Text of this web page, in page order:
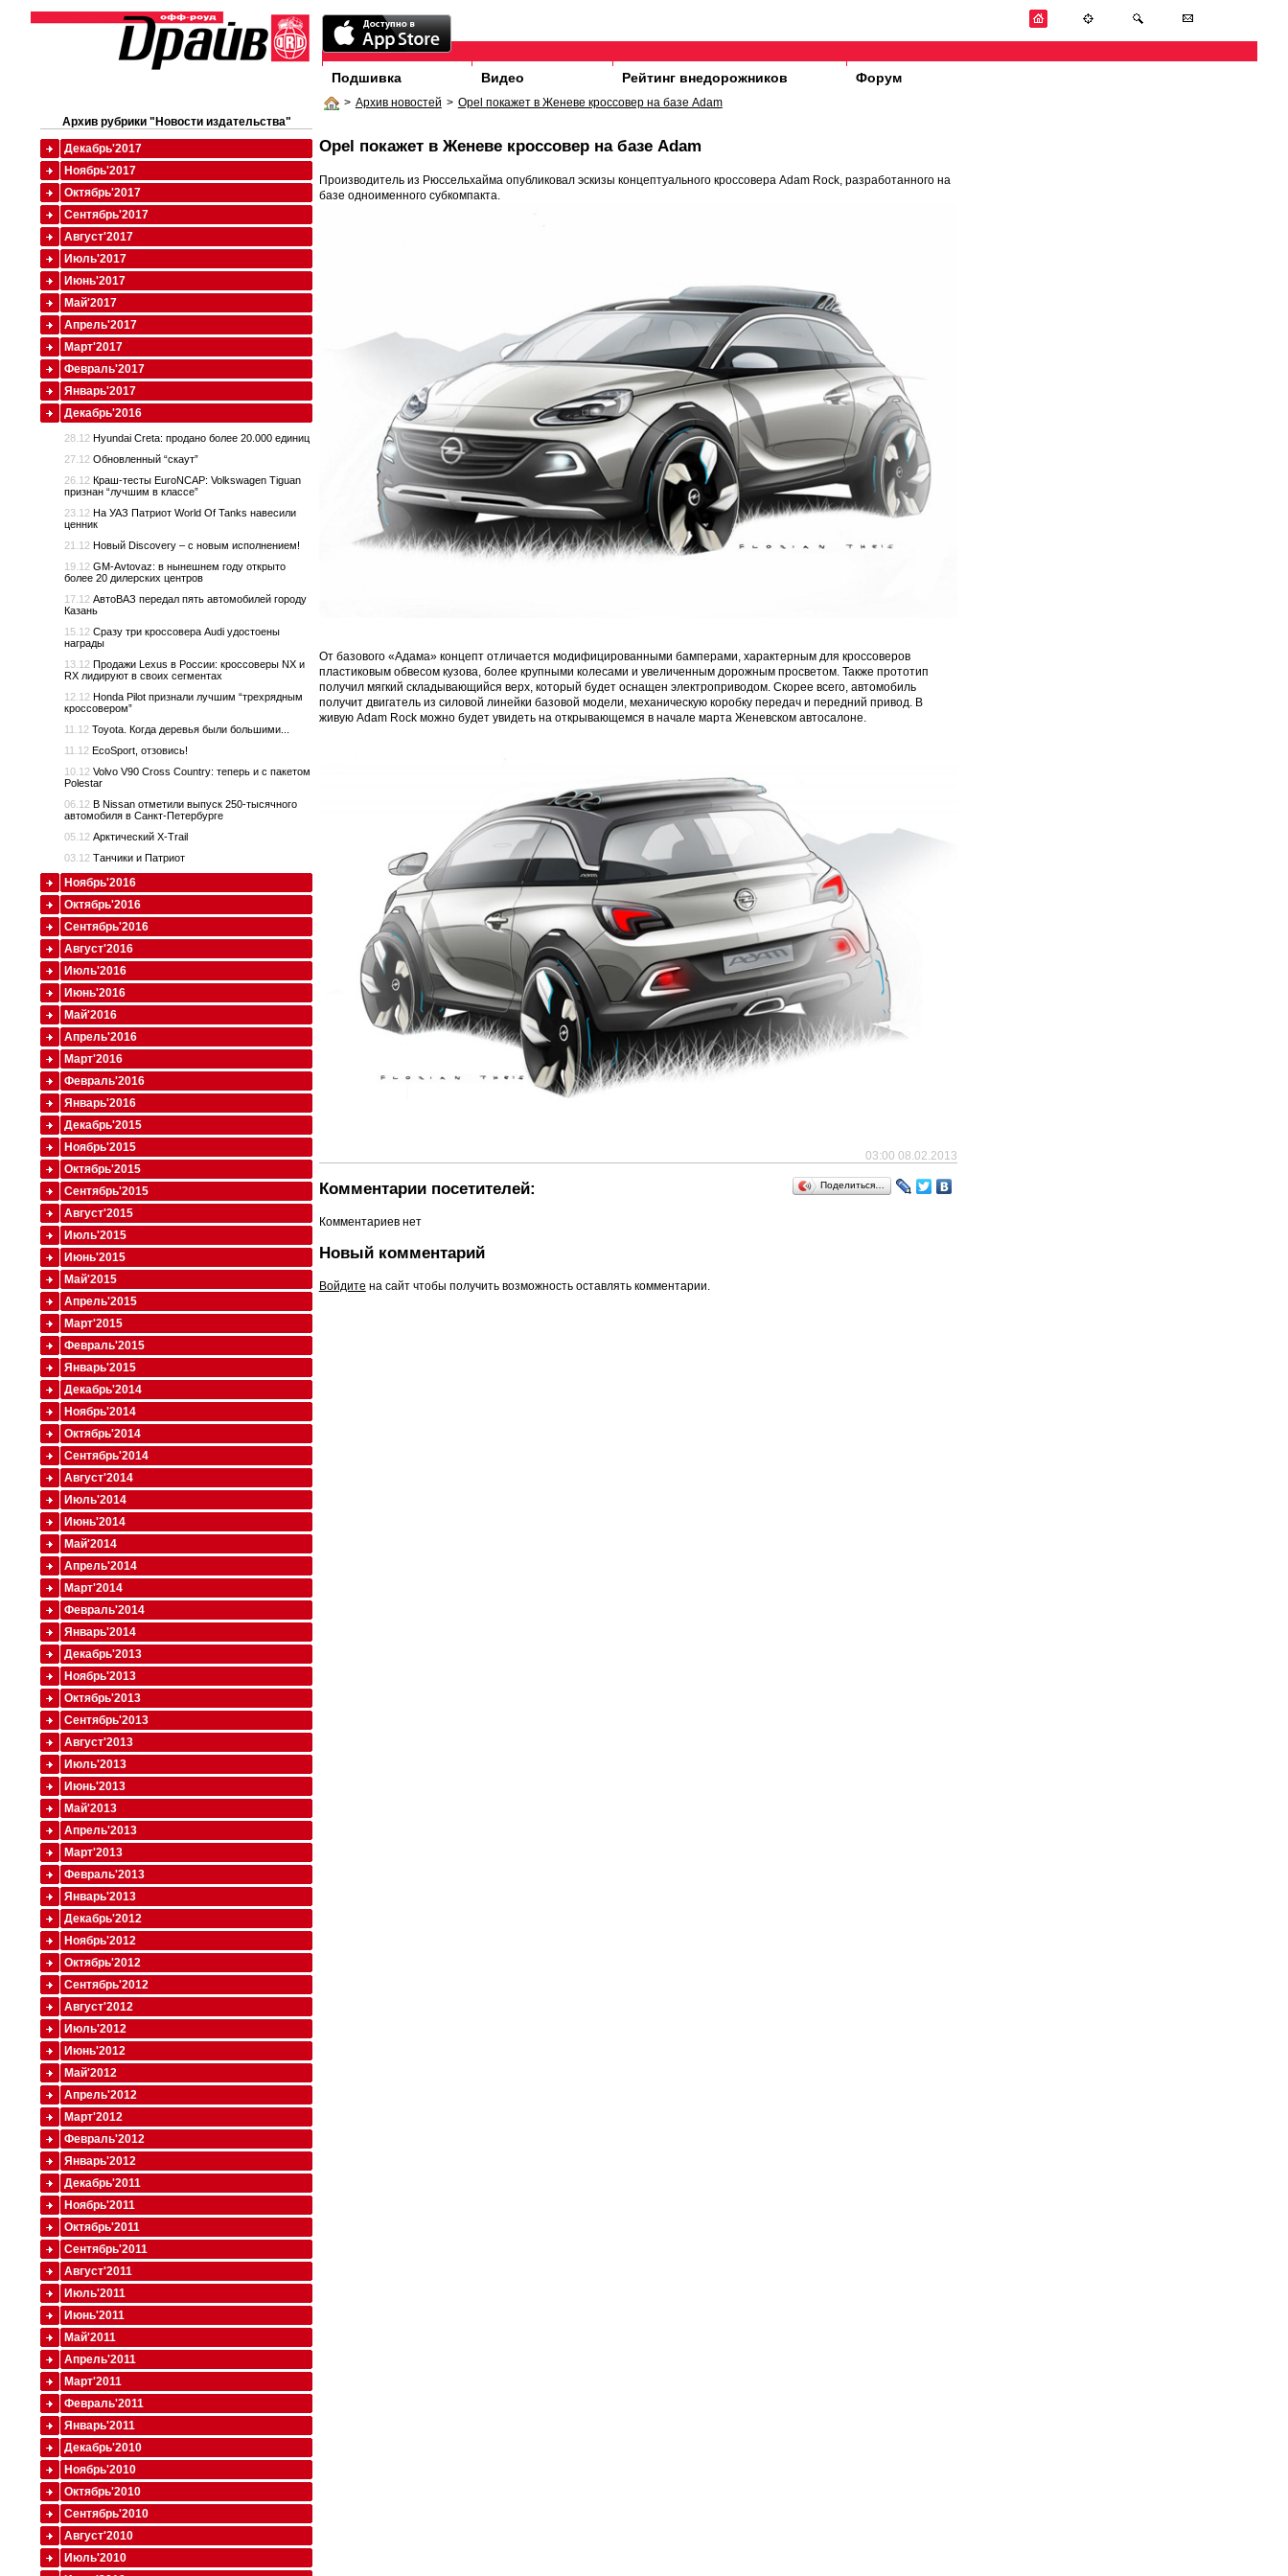
Подшивка Видео Рейтинг внедорожников Форум
> Архив новостей > Opel покажет в Женеве кроссовер на базе Adam
Opel покажет в Женеве кроссовер на базе Adam
Производитель из Рюссельхайма опубликовал эскизы концептуального кроссовера Adam Rock, разработанного на
базе одноименного субкомпакта.
От базового «Адама» концепт отличается модифицированными бамперами, характерным для кроссоверов
пластиковым обвесом кузова, более крупными колесами и увеличенным дорожным просветом. Также прототип
получил мягкий складывающийся верх, который будет оснащен электроприводом. Скорее всего, автомобиль
получит двигатель из силовой линейки базовой модели, механическую коробку передач и передний привод. В
живую Adam Rock можно будет увидеть на открывающемся в начале марта Женевском автосалоне.
03:00 08.02.2013
Поделиться…
Комментарии посетителей:
Комментариев нет
Новый комментарий
Войдите на сайт чтобы получить возможность оставлять комментарии.
Архив рубрики "Новости издательства"
Декабрь'2017
Ноябрь'2017
Октябрь'2017
Сентябрь'2017
Август'2017
Июль'2017
Июнь'2017
Май'2017
Апрель'2017
Март'2017
Февраль'2017
Январь'2017
Декабрь'2016
28.12 Hyundai Creta: продано более 20.000 единиц
27.12 Обновленный “скаут”
26.12 Краш-тесты EuroNCAP: Volkswagen Tiguan
признан “лучшим в классе”
23.12 На УАЗ Патриот World Of Tanks навесили
ценник
21.12 Новый Discovery – с новым исполнением!
19.12 GM-Avtovaz: в нынешнем году открыто
более 20 дилерских центров
17.12 АвтоВАЗ передал пять автомобилей городу
Казань
15.12 Сразу три кроссовера Audi удостоены
награды
13.12 Продажи Lexus в России: кроссоверы NX и
RX лидируют в своих сегментах
12.12 Honda Pilot признали лучшим “трехрядным
кроссовером”
11.12 Toyota. Когда деревья были большими...
11.12 EcoSport, отзовись!
10.12 Volvo V90 Cross Country: теперь и с пакетом
Polestar
06.12 В Nissan отметили выпуск 250-тысячного
автомобиля в Санкт-Петербурге
05.12 Арктический X-Trail
03.12 Танчики и Патриот
Ноябрь'2016
Октябрь'2016
Сентябрь'2016
Август'2016
Июль'2016
Июнь'2016
Май'2016
Апрель'2016
Март'2016
Февраль'2016
Январь'2016
Декабрь'2015
Ноябрь'2015
Октябрь'2015
Сентябрь'2015
Август'2015
Июль'2015
Июнь'2015
Май'2015
Апрель'2015
Март'2015
Февраль'2015
Январь'2015
Декабрь'2014
Ноябрь'2014
Октябрь'2014
Сентябрь'2014
Август'2014
Июль'2014
Июнь'2014
Май'2014
Апрель'2014
Март'2014
Февраль'2014
Январь'2014
Декабрь'2013
Ноябрь'2013
Октябрь'2013
Сентябрь'2013
Август'2013
Июль'2013
Июнь'2013
Май'2013
Апрель'2013
Март'2013
Февраль'2013
Январь'2013
Декабрь'2012
Ноябрь'2012
Октябрь'2012
Сентябрь'2012
Август'2012
Июль'2012
Июнь'2012
Май'2012
Апрель'2012
Март'2012
Февраль'2012
Январь'2012
Декабрь'2011
Ноябрь'2011
Октябрь'2011
Сентябрь'2011
Август'2011
Июль'2011
Июнь'2011
Май'2011
Апрель'2011
Март'2011
Февраль'2011
Январь'2011
Декабрь'2010
Ноябрь'2010
Октябрь'2010
Сентябрь'2010
Август'2010
Июль'2010